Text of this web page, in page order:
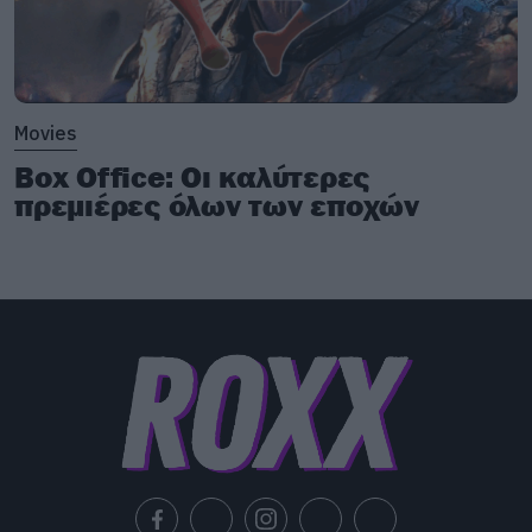
13) Η επιτυχία είναι μία μίξη προετοιμασίας και
τύχης…
14) Η καρδία μπορεί να πνίξει το μυαλό όταν όλο
15) Υπάρχουν δύο είδη πόνου. Το ένα σε κάνει
Αυτός που σε κάνει μόνο να υποφέρεις. Δεν έχω
[iframe]<iframe width=”750″ height=”422″
src=”//www.youtube.com/embed/
frameborder=”0″ allowfullscreen></iframe>
Movies
Box Office: Οι καλύτερες
πρεμιέρες όλων των εποχών